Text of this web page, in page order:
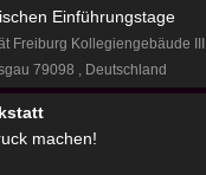
Einführungstage
Freiburg Kollegiengebäude III
79098
Deutschland
machen!